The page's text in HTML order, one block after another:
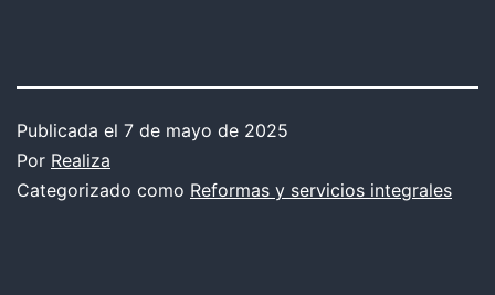
Publicada el 7 de mayo de 2025
Por Realiza
Categorizado como Reformas y servicios integrales